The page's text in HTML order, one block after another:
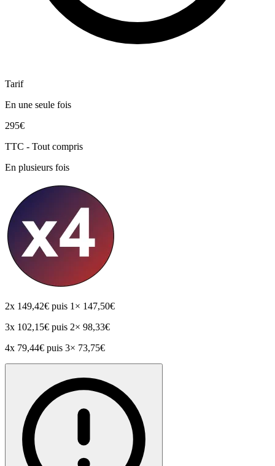
Tarif
En une seule fois
295€
TTC - Tout compris
En plusieurs fois
2x 149,42€ puis 1× 147,50€
3x 102,15€ puis 2× 98,33€
4x 79,44€ puis 3× 73,75€